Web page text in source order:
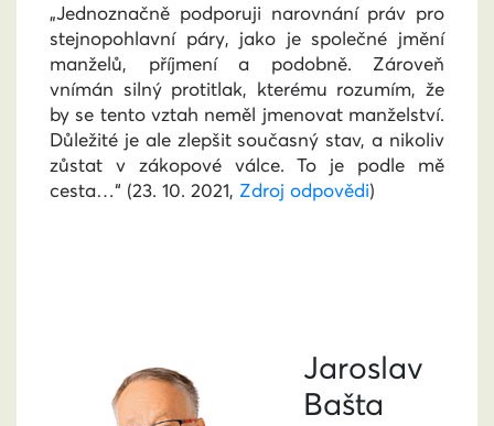
„Jednoznačně podporuji narovnání práv pro
stejnopohlavní páry, jako je společné jmění
manželů, příjmení a podobně. Zároveň
vnímán silný protitlak, kterému rozumím, že
by se tento vztah neměl jmenovat manželství.
Důležité je ale zlepšit současný stav, a nikoliv
zůstat v zákopové válce. To je podle mě
cesta…“ (23. 10. 2021, Zdroj odpovědi)
Jaroslav
Bašta